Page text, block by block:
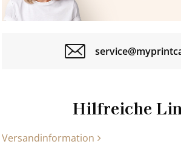
Hilfreiche
Versandinformation